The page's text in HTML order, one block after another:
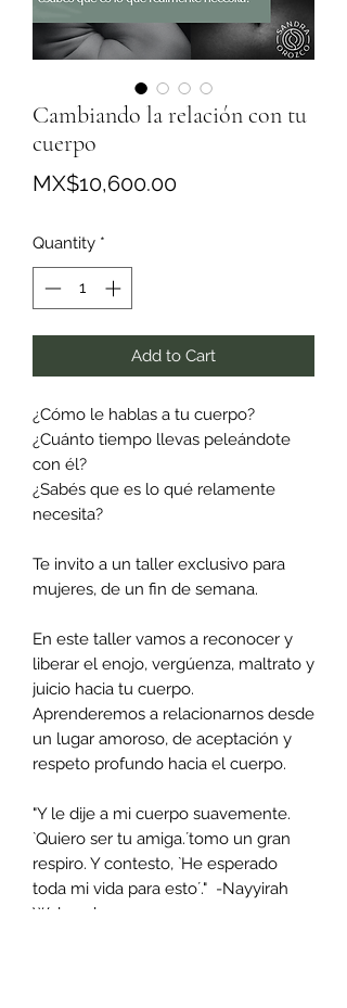
Cambiando la relación con tu
cuerpo
MX$10,600.00Price
Quantity *
Add to Cart
¿Cómo le hablas a tu cuerpo?
¿Cuánto tiempo llevas peleándote
con él?
¿Sabés que es lo qué relamente
necesita?
Te invito a un taller exclusivo para
mujeres, de un fin de semana.
En este taller vamos a reconocer y
liberar el enojo, vergúenza, maltrato y
juicio hacia tu cuerpo.
Aprenderemos a relacionarnos desde
un lugar amoroso, de aceptación y
respeto profundo hacia el cuerpo.
"Y le dije a mi cuerpo suavemente.
`Quiero ser tu amiga.´tomo un gran
respiro. Y contesto, `He esperado
toda mi vida para esto´." -Nayyirah
Waheed